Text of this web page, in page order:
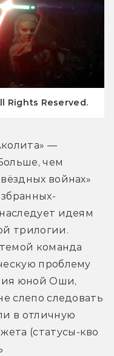
Rights Reserved.
—
чем
войнах»
идеям
трилогии.
темой команда
проблему
юной Оши,
слепо следовать
в отличную
(статусы-кво